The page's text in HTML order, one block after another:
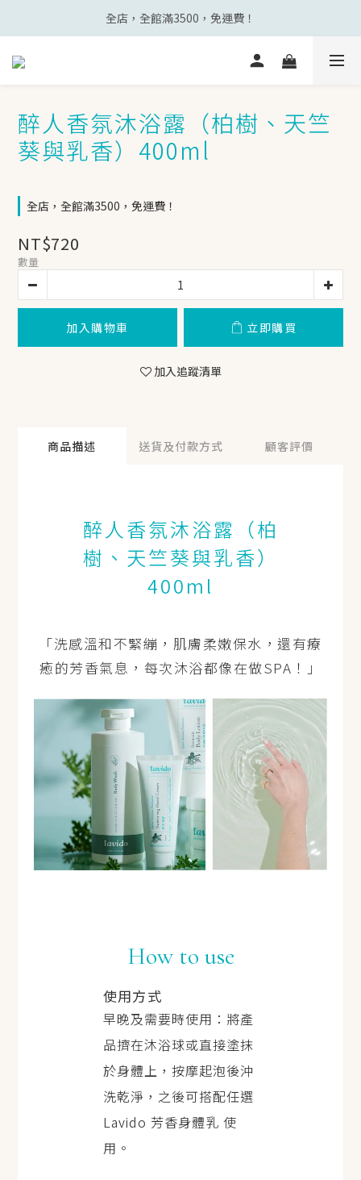
全店，全館滿3500，免運費！
醉人香氛沐浴露（柏樹、天竺
葵與乳香）400ml
全店，全館滿3500，免運費！
NT$720
數量
加入購物車 立即購買
加入追蹤清單
商品描述 送貨及付款方式 顧客評價
醉人香氛沐浴露（柏
樹、天竺葵與乳香）
400ml
「洗感溫和不緊繃，肌膚柔嫩保水，還有療
癒的芳香氣息，每次沐浴都像在做SPA！」
How to use
使用方式
早晚及需要時使用：將產
品擠在沐浴球或直接塗抹
於身體上，按摩起泡後沖
洗乾淨，之後可搭配任選
Lavido 芳香身體乳 使
用。